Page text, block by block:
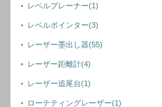
レベルプレーナー(1)
レベルポインター(3)
レーザー墨出し器(55)
レーザー距離計(4)
レーザー追尾台(1)
ローテティングレーザー(1)